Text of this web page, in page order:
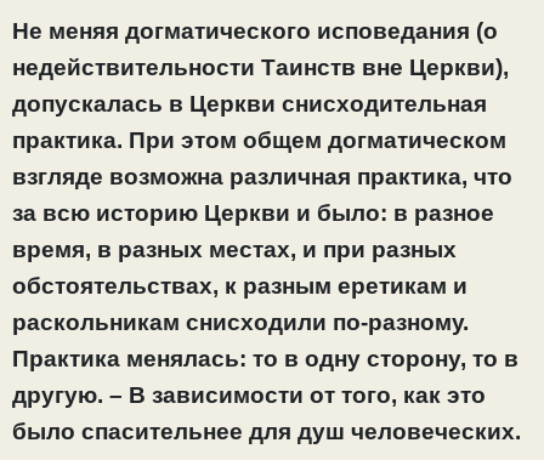
Не меняя догматического исповедания (о
недействительности Таинств вне Церкви),
допускалась в Церкви снисходительная
практика. При этом общем догматическом
взгляде возможна различная практика, что
за всю историю Церкви и было: в разное
время, в разных местах, и при разных
обстоятельствах, к разным еретикам и
раскольникам снисходили по-разному.
Практика менялась: то в одну сторону, то в
другую. – В зависимости от того, как это
было спасительнее для душ человеческих.